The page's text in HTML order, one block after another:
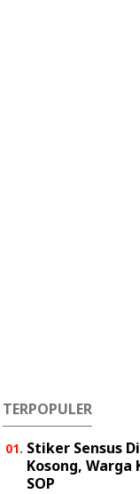
TERPOPULER
Stiker Sensus
Kosong,
SOP